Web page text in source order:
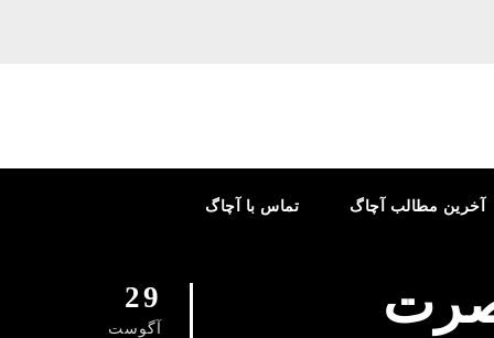
تماس با آچاگ آخرین مطالب آچاگ
29
آگوست